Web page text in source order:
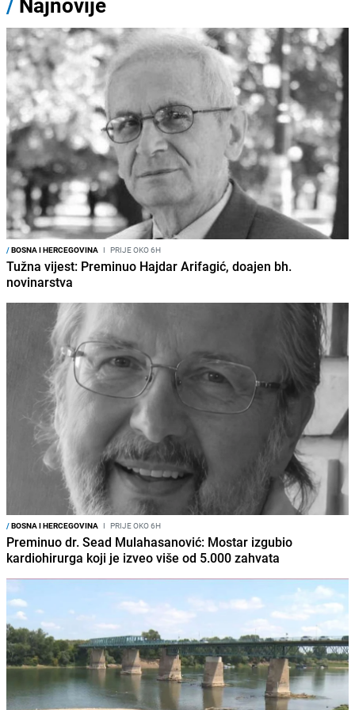
/BOSNA I HERCEGOVINA I PRIJE OKO 6H
Tužna vijest: Preminuo Hajdar Arifagić, doajen bh.
novinarstva
/BOSNA I HERCEGOVINA I PRIJE OKO 6H
Preminuo dr. Sead Mulahasanović: Mostar izgubio
kardiohirurga koji je izveo više od 5.000 zahvata